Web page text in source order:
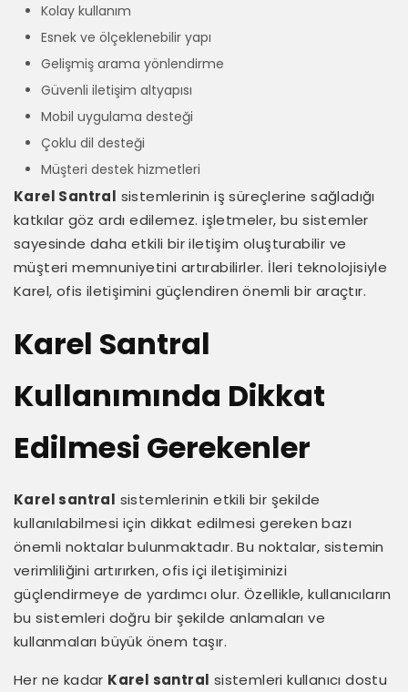
Kolay kullanım
Esnek ve ölçeklenebilir yapı
Gelişmiş arama yönlendirme
Güvenli iletişim altyapısı
Mobil uygulama desteği
Çoklu dil desteği
Müşteri destek hizmetleri
Karel Santral sistemlerinin iş süreçlerine sağladığı
katkılar göz ardı edilemez. işletmeler, bu sistemler
sayesinde daha etkili bir iletişim oluşturabilir ve
müşteri memnuniyetini artırabilirler. İleri teknolojisiyle
Karel, ofis iletişimini güçlendiren önemli bir araçtır.
Karel Santral
Kullanımında Dikkat
Edilmesi Gerekenler
Karel santral sistemlerinin etkili bir şekilde
kullanılabilmesi için dikkat edilmesi gereken bazı
önemli noktalar bulunmaktadır. Bu noktalar, sistemin
verimliliğini artırırken, ofis içi iletişiminizi
güçlendirmeye de yardımcı olur. Özellikle, kullanıcıların
bu sistemleri doğru bir şekilde anlamaları ve
kullanmaları büyük önem taşır.
Her ne kadar Karel santral sistemleri kullanıcı dostu